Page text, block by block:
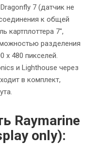
7 (датчик не
к общей
картплоттера 7",
разделения
x 480 пикселей.
и Lighthouse через
в комплект,
Raymarine
only):